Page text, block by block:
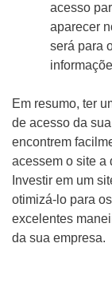
acesso
aparecer
será para
Em resumo, ter
de acesso da
encontrem
acessem o site a
Investir em um
otimizá-lo para
excelentes
da sua empresa.